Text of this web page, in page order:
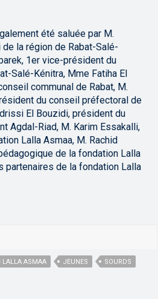
été saluée par M.
de la région de Rabat-Salé-
1er vice-président du
Salé-Kénitra, Mme Fatiha El
communal de Rabat, M.
du conseil préfectoral de
El Bouzidi, président du
Agdal-Riad, M. Karim Essakalli,
Lalla Asmaa, M. Rachid
de la fondation Lalla
partenaires de la fondation Lalla
LALLA ASMAA JEUNES SOURDS